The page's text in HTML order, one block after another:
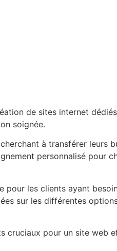
de sites internet
soignée.
à transférer leurs
personnalisé pour
pour les clients ayant
sur les différentes
cruciaux pour un site web